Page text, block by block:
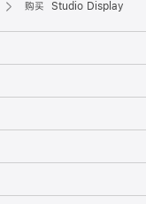
购买 Studio Display